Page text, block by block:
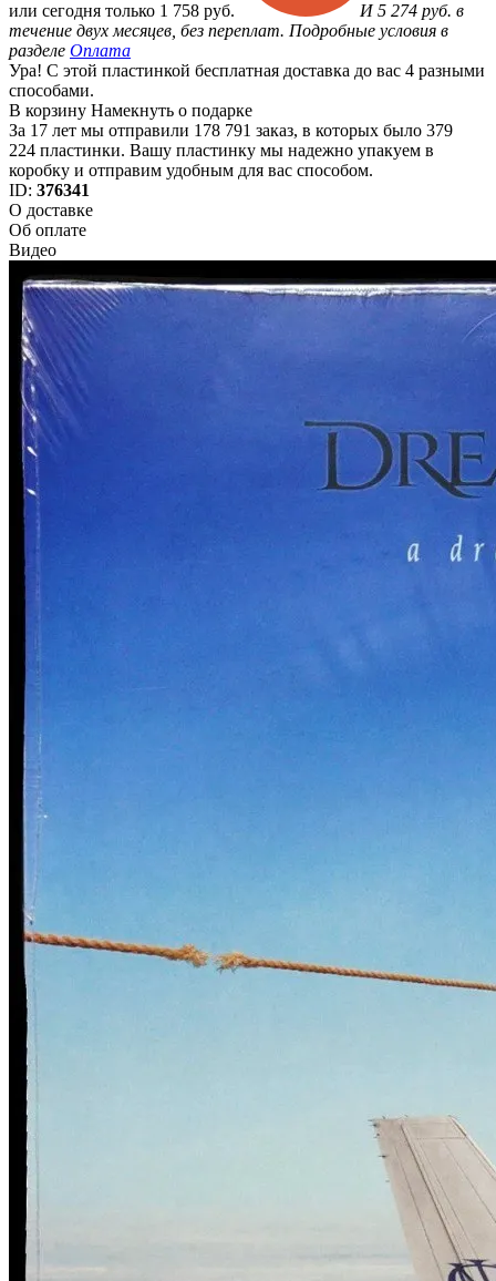
или сегодня только 1 758 руб.
И 5 274 руб. в
течение двух месяцев, без переплат. Подробные условия в
разделе Оплата
Ура! С этой пластинкой бесплатная доставка до вас 4 разными
способами.
В корзину Намекнуть о подарке
За 17 лет мы отправили 178 791 заказ, в которых было 379
224 пластинки. Вашу пластинку мы надежно упакуем в
коробку и отправим удобным для вас способом.
ID: 376341
О доставке
Об оплате
Видео